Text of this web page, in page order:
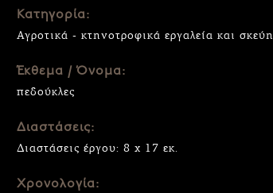
Κατηγορία:
Αγροτικά - κτηνοτροφικά εργαλεία και σκεύη
Έκθεμα / Όνομα:
πεδούκλες
Διαστάσεις:
Διαστάσεις έργου: 8 x 17 εκ.
Χρονολογία: